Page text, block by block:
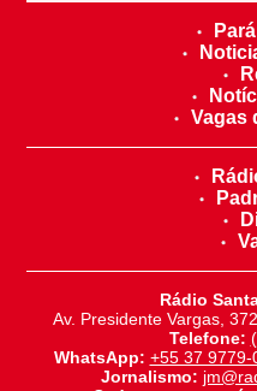
Vagas
Rádio
Av. Presidente Vargas,
Telefone:
WhatsApp: +55 37 9779-
Jornalismo: